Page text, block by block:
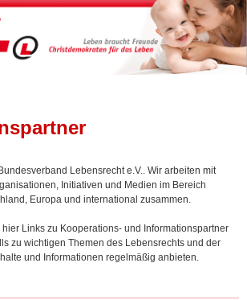
Lebensrecht e.V.. Wir arbeiten mit
Initiativen und Medien im Bereich
Europa und international zusammen.
Links zu Kooperations- und Informationspartner
zu wichtigen Themen des Lebensrechts und der
und Informationen regelmäßig anbieten.